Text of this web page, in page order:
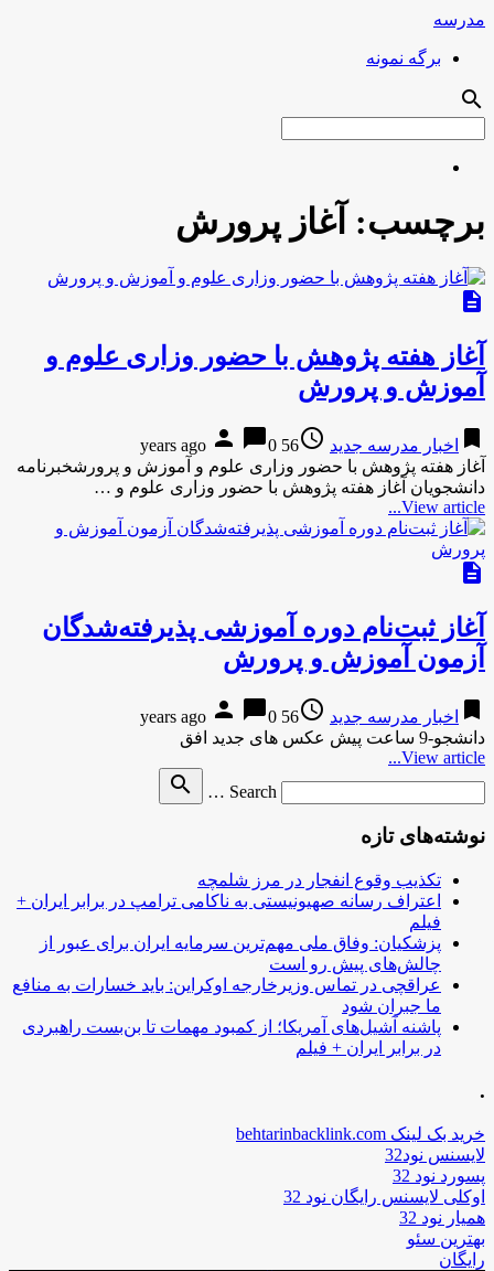
مدرسه
برگه نمونه
search
برچسب: آغاز پرورش
description
آغاز هفته پژوهش با حضور وزاری علوم و
آموزش و پرورش
bookmark اخبار مدرسه جدید access_time
56 years ago
person chat_bubble0
آغاز هفته پژوهش با حضور وزاری علوم و آموزش و پرورشخبرنامه
دانشجویان آغاز هفته پژوهش با حضور وزاری علوم و …
View article...
description
آغاز ثبت‌نام دوره آموزشی پذیرفته‌شدگان
آزمون آموزش و پرورش
bookmark اخبار مدرسه جدید access_time
56 years ago
person chat_bubble0
دانشجو-9 ساعت پیش عکس های جدید افق
View article...
Search …
search
نوشته‌های تازه
تکذیب وقوع انفجار در مرز شلمچه
اعتراف رسانه صهیونیستی به ناکامی ترامپ در برابر ایران +
فیلم
پزشکیان: وفاق ملی مهم‌ترین سرمایه ایران برای عبور از
چالش‌های پیش رو است
عراقچی در تماس وزیرخارجه اوکراین: باید خسارات به منافع
ما جبران شود
پاشنه آشیل‌های آمریکا؛ از کمبود مهمات تا بن‌بست راهبردی
در برابر ایران + فیلم
.
خرید بک لینک behtarinbacklink.com
لایسنس نود32
پسورد نود 32
اوکلی لایسنس رایگان نود 32
همیار نود 32
بهترین سئو
رایگان